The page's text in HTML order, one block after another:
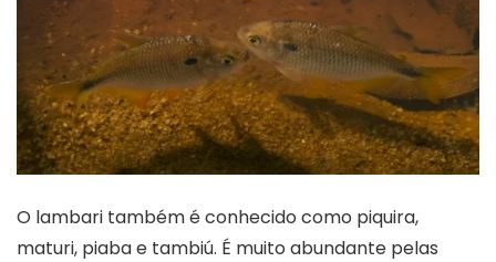
O lambari também é conhecido como piquira,
maturi, piaba e tambiú. É muito abundante pelas